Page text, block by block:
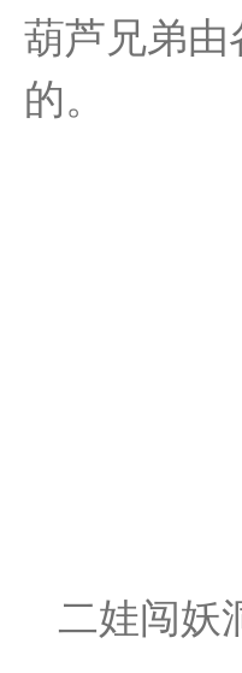
葫芦兄弟由
的。
二娃闯妖